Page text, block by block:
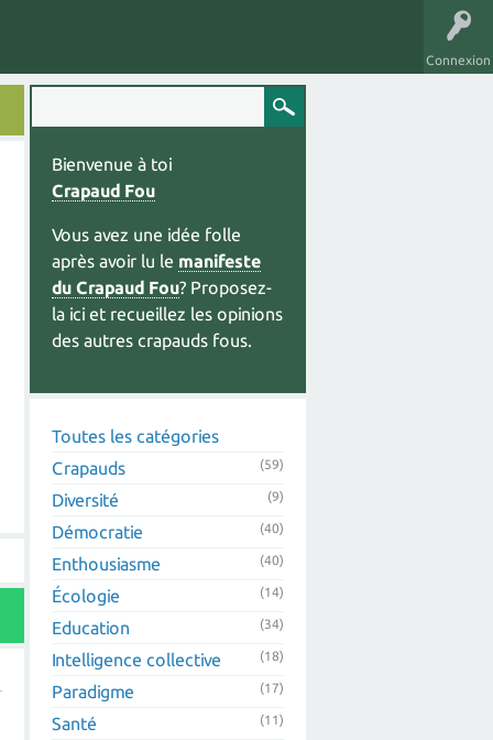
Connexion
Bienvenue à toi
Crapaud Fou
Vous avez une idée folle
après avoir lu le manifeste
du Crapaud Fou? Proposez-
la ici et recueillez les opinions
des autres crapauds fous.
Toutes les catégories
Crapauds
(59)
Diversité (9)
Démocratie (40)
Enthousiasme (40)
Écologie (14)
Education (34)
Intelligence collective (18)
Paradigme (17)
Santé (11)